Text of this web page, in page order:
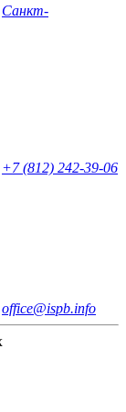
Санкт-
+7 (812) 242-39-06
office@ispb.info